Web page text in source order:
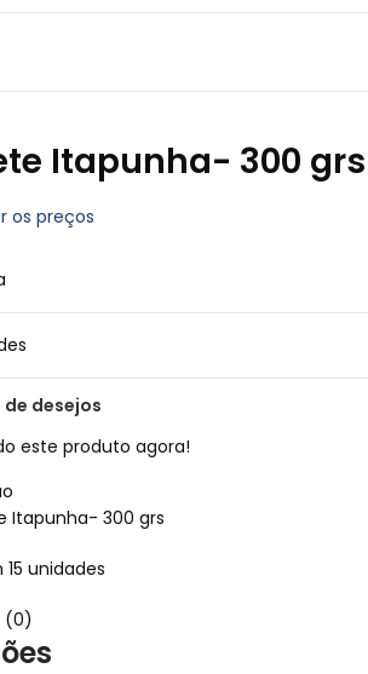
Itapunha- 300 grs
os preços
desejos
este produto agora!
Itapunha- 300 grs
unidades
(0)